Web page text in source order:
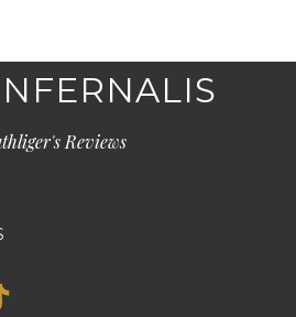
Reviews